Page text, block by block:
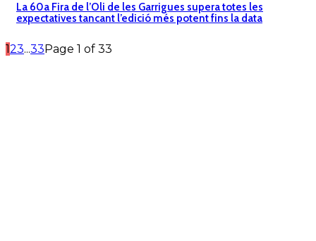
La 60a Fira de l’Oli de les Garrigues supera totes les
expectatives tancant l’edició més potent fins la data
123...33Page 1 of 33